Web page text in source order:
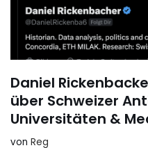
Daniel
über Schweizer
Universitäten &
von Reg